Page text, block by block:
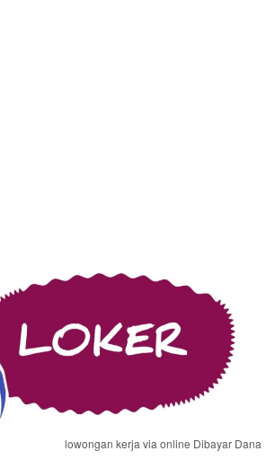
lowongan kerja via online Dibayar Dana